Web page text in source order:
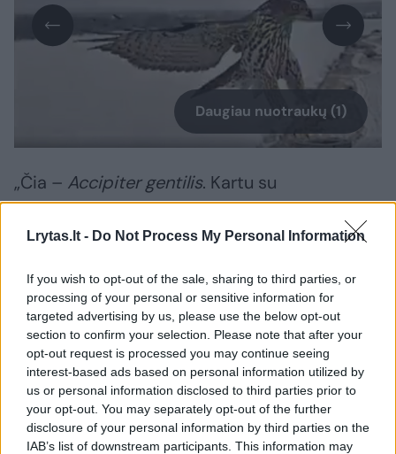
Lrytas.lt - Do Not Process My Personal Information
If you wish to opt-out of the sale, sharing to third parties, or
processing of your personal or sensitive information for
targeted advertising by us, please use the below opt-out
section to confirm your selection. Please note that after your
opt-out request is processed you may continue seeing
interest-based ads based on personal information utilized by
us or personal information disclosed to third parties prior to
your opt-out. You may separately opt-out of the further
disclosure of your personal information by third parties on the
IAB’s list of downstream participants. This information may
Daugiau nuotraukų (1)
„Čia – Accipiter gentilis. Kartu su
pasieniečiais jis akylai stebi Lietuvos ir
Rusijos sieną? Kaip jums toks
apsaugos pareigūnai.
Tai jau ne pirmas kartas, kai pasieniečiai
užfiksuoja laukinės faunos atstovus. Ne kartą
buvo įamžinti briedžiai, stirnos, vilkai ir kiti
miško gyvūnai.